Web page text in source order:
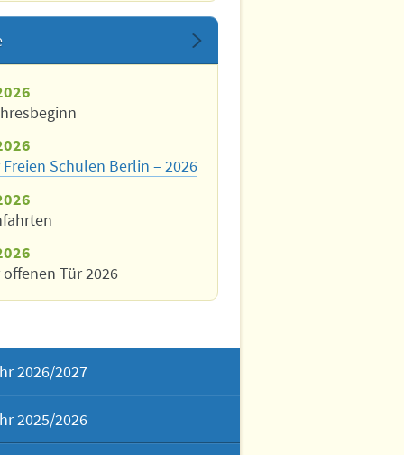
Freien Schulen Berlin – 2026
offenen Tür 2026
2026/2027
2025/2026